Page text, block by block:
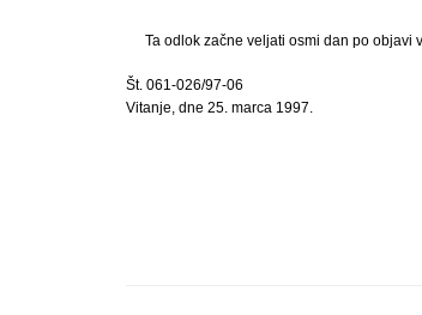
Ta odlok začne veljati osmi dan po objavi
Št. 061-026/97-06
Vitanje, dne 25. marca 1997.